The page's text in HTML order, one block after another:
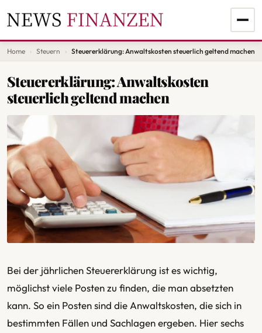
Home Steuern Steuererklärung: Anwaltskosten steuerlich geltend machen
Steuererklärung: Anwaltskosten
steuerlich geltend machen
Bei der jährlichen Steuererklärung ist es wichtig,
möglichst viele Posten zu finden, die man absetzten
kann. So ein Posten sind die Anwaltskosten, die sich in
bestimmten Fällen und Sachlagen ergeben. Hier sechs